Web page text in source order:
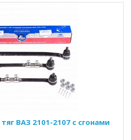
ВАЗ 2101-2107 с сгонами